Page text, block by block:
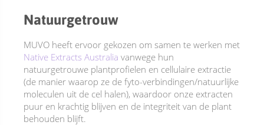
Natuurgetrouw
MUVO heeft ervoor gekozen om samen te werken met
Native Extracts Australia vanwege hun
natuurgetrouwe plantprofielen en cellulaire extractie
(de manier waarop ze de fyto-verbindingen/natuurlijke
moleculen uit de cel halen), waardoor onze extracten
puur en krachtig blijven en de integriteit van de plant
behouden blijft.